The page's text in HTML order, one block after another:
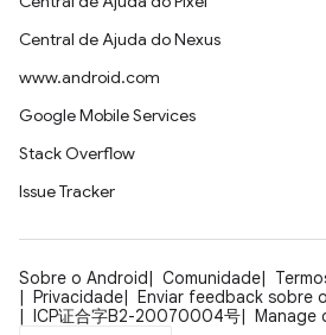
Central de Ajuda do Nexus
www.android.com
Google Mobile Services
Stack Overflow
Issue Tracker
Sobre o Android Comunidade
Privacidade
Enviar feedback sobre
ICP证合字B2-20070004号
Manage